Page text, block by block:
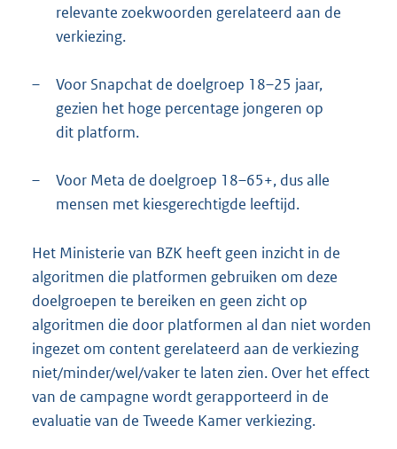
relevante zoekwoorden gerelateerd aan de
verkiezing.
–
Voor Snapchat de doelgroep 18–25 jaar,
gezien het hoge percentage jongeren op
dit platform.
–
Voor Meta de doelgroep 18–65+, dus alle
mensen met kiesgerechtigde leeftijd.
Het Ministerie van BZK heeft geen inzicht in de
algoritmen die platformen gebruiken om deze
doelgroepen te bereiken en geen zicht op
algoritmen die door platformen al dan niet worden
ingezet om content gerelateerd aan de verkiezing
niet/minder/wel/vaker te laten zien. Over het effect
van de campagne wordt gerapporteerd in de
evaluatie van de Tweede Kamer verkiezing.